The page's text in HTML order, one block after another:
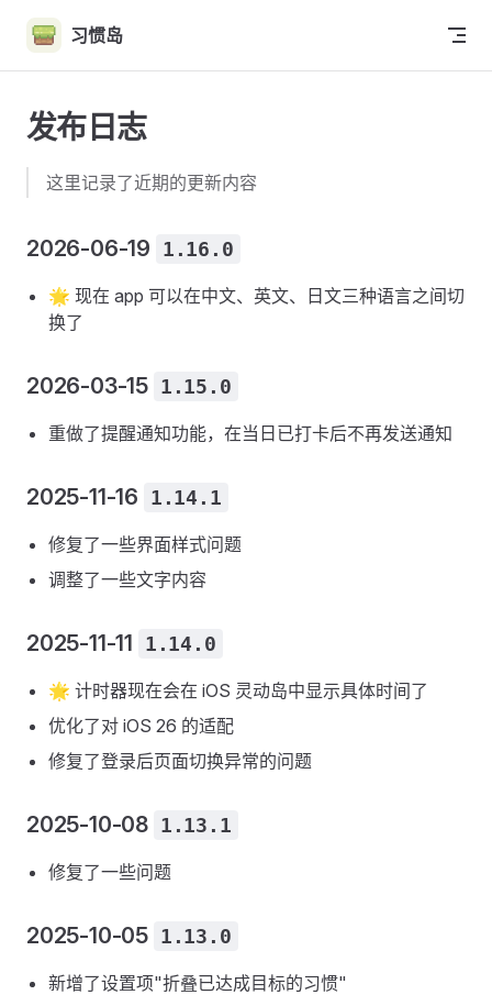
Skip to content
习惯岛
发布日志
这里记录了近期的更新内容
2026-06-19 1.16.0
🌟 现在 app 可以在中文、英文、日文三种语言之间切
换了
2026-03-15 1.15.0
重做了提醒通知功能，在当日已打卡后不再发送通知
2025-11-16 1.14.1
修复了一些界面样式问题
调整了一些文字内容
2025-11-11 1.14.0
🌟 计时器现在会在 iOS 灵动岛中显示具体时间了
优化了对 iOS 26 的适配
修复了登录后页面切换异常的问题
2025-10-08 1.13.1
修复了一些问题
2025-10-05 1.13.0
新增了设置项"折叠已达成目标的习惯"